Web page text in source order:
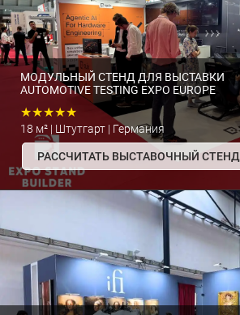
МОДУЛЬНЫЙ СТЕНД ДЛЯ ВЫСТАВКИ
AUTOMOTIVE TESTING EXPO EUROPE
★★★★★
18 м² | Штутгарт | Германия
РАССЧИТАТЬ ВЫСТАВОЧНЫЙ СТЕНД